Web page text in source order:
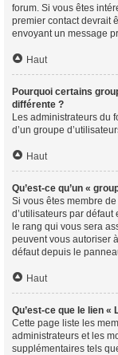
forum. Si vous êtes
premier contact devrait
envoyant un message
Haut
Pourquoi certains
différente ?
Les administrateurs du
d’un groupe
Haut
Qu’est-ce qu’un «
Si vous êtes membre
d’utilisateurs par
le rang qui vous sera
peuvent vous autoriser
défaut depuis le
Haut
Qu’est-ce que le lien «
Cette page liste les
administrateurs et les
supplémentaires tels